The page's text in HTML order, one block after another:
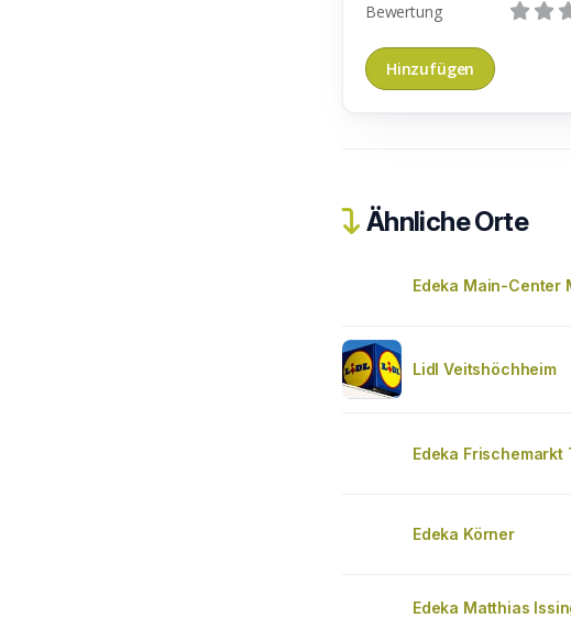
Bewertung
Ähnliche Orte
Edeka Main-Center
Lidl Veitshöchheim
Edeka Frischemarkt
Edeka Körner
Edeka Matthias